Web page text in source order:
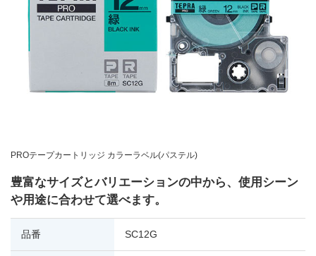
PROテープカートリッジ カラーラベル(パステル)
豊富なサイズとバリエーションの中から、使用シーン
や用途に合わせて選べます。
品番 SC12G